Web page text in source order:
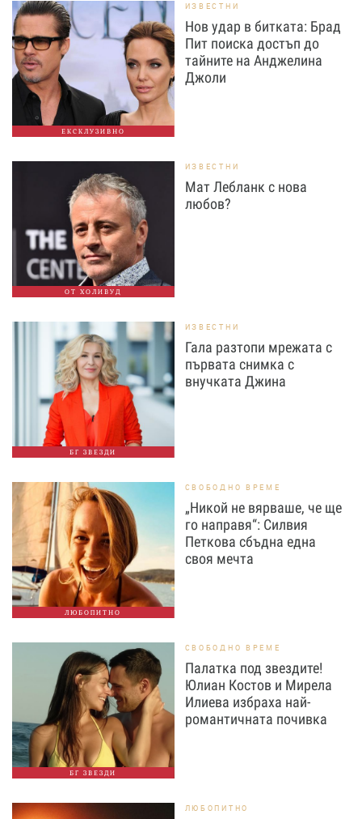
ЕКСКЛУЗИВНО
ИЗВЕСТНИ
Нов удар в битката: Брад
Пит поиска достъп до
тайните на Анджелина
Джоли
ОТ ХОЛИВУД
ИЗВЕСТНИ
Мат Лебланк с нова
любов?
БГ ЗВЕЗДИ
ИЗВЕСТНИ
Гала разтопи мрежата с
първата снимка с
внучката Джина
ЛЮБОПИТНО
СВОБОДНО ВРЕМЕ
„Никой не вярваше, че ще
го направя“: Силвия
Петкова сбъдна една
своя мечта
БГ ЗВЕЗДИ
СВОБОДНО ВРЕМЕ
Палатка под звездите!
Юлиан Костов и Мирела
Илиева избраха най-
романтичната почивка
ЛЮБОПИТНО